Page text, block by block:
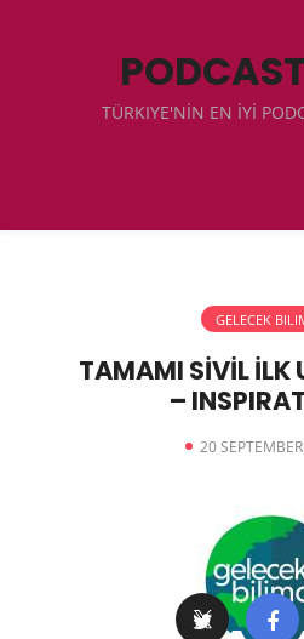
TÜRKIYE'NİN EN İYİ
GELECEK
TAMAMI SİVİL İLK
–
20